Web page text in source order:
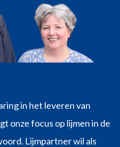
in het leveren van
onze focus op lijmen in de
Lijmpartner wil als